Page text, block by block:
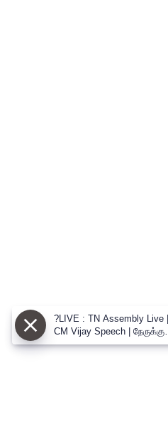
?LIVE : TN Assembly Live |
CM Vijay Speech | நேருக்கு
நேர் CM விஜய் vs உதய்